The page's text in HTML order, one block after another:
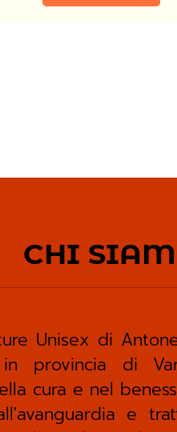
CHI
Unisex di
in provincia di
cura e nel
e